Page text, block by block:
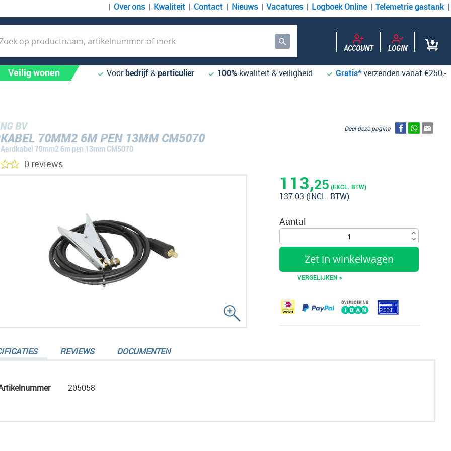
Over ons Kwaliteit Contact Nieuws Vacatures Logboek Online Telemetrie gastank
Zoek ACCOUNT LOGIN
Veilig wonen Voorbedrijf&particulier 100% kwaliteit & veiligheid Gratis*verzenden vanaf €250,-
BV
70MM2 6M PEN 13MM CM5070
Aardkabel 70mm2 6m pen 13mm CM5070
113,25 (EXCL. BTW)
137.03 (INCL. BTW)
Aantal
Zet in winkelwagen
VERGELIJKEN >
Deel deze pagina
0 reviews
205058
REVIEWS DOCUMENTEN